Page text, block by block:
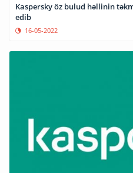
Kaspersky öz bulud həllinin
edib
16-05-2022